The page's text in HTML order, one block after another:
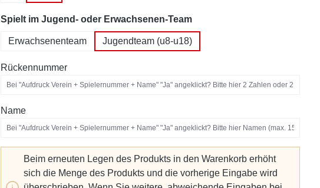
Spielt im Jugend- oder Erwachsenen-Teamauswählen
Erwachsenenteam Jugendteam (u8-u18)
Rückennummer
Name
Beim erneuten Legen des Produkts in den Warenkorb erhöht
sich die Menge des Produkts und die vorherige Eingabe wird